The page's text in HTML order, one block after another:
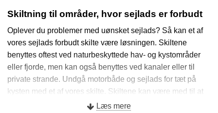
Skiltning til områder, hvor sejlads er forbudt
Oplever du problemer med uønsket sejlads? Så kan et af
vores sejlads forbudt skilte være løsningen. Skiltene
benyttes oftest ved naturbeskyttede hav- og kystområder
eller fjorde, men kan også benyttes ved kanaler eller til
private strande. Undgå motorbåde og sejlads for tæt på
kysten med et af vores skilte. Skiltene kan være med til at
mindske uheld i vandet, hvis bådene er uopmærksomme
Læs mere